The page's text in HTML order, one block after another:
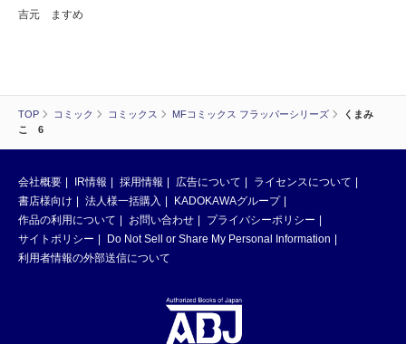
TOP コミック コミックス MFコミックス フラッパーシリーズ
くまみ
こ 6
吉元 ますめ
会社概要 IR情報 採用情報 広告について
ライセンスについて
書店様向け
法人様一括購入
KADOKAWAグループ
作品の利用について
お問い合わせ
プライバシーポリシー
サイトポリシー
Do Not Sell or Share My Personal Information
利用者情報の外部送信について